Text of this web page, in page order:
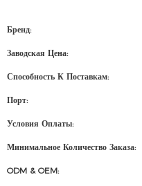
Бренд:
Заводская Цена:
Способность К Поставкам:
Порт:
Условия Оплаты:
Минимальное Количество Заказа:
ODM & OEM: